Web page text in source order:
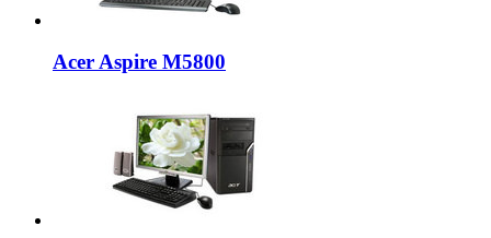
Acer Aspire M5800